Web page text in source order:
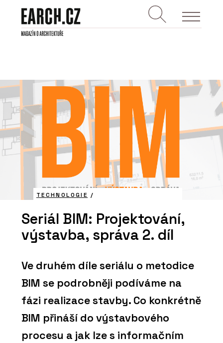
TECHNOLOGIE /
Seriál BIM: Projektování,
výstavba, správa 2. díl
Ve druhém díle seriálu o metodice
BIM se podrobněji podíváme na
fázi realizace stavby. Co konkrétně
BIM přináší do výstavbového
procesu a jak lze s informačním